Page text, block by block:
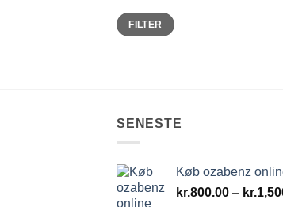
Mindste
pris
Højeste
prisFILTER
SENESTE
Køb ozabenz
kr.800.00 – kr.